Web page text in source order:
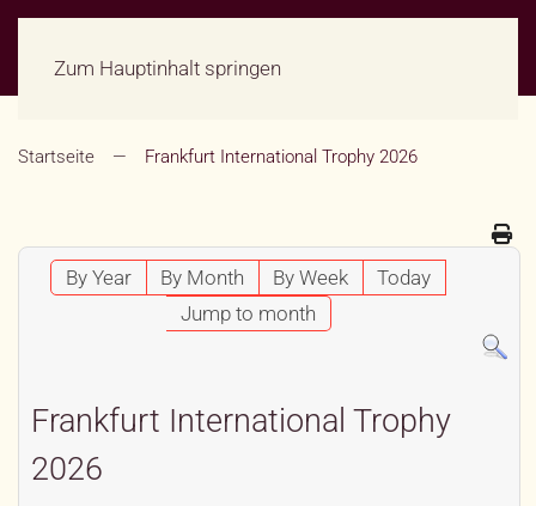
Zum Hauptinhalt springen
Startseite Frankfurt International Trophy 2026
By Year By Month By Week
Today
Jump to month
Frankfurt International Trophy
2026